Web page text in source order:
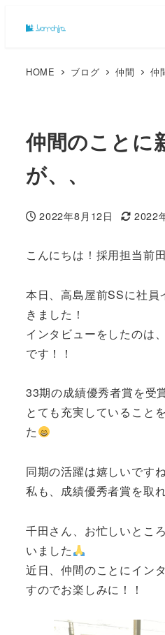
HOME ブログ 仲間 仲
仲間のことに
が、、
投稿日
2022年8月12日
更新日
2022
こんにちは！採用担当前
本日、高島屋前SSに社員
きました！
インタビューをしたのは
です！！
33期の成績優秀者賞を受
とても充実していること
た
同期の活躍は嬉しいです
私も、成績優秀者賞を取
千田さん、お忙しいとこ
いました
近日、仲間のことにイン
すのでお楽しみに！！